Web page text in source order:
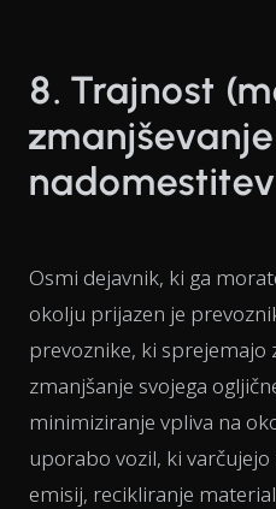
8. Trajnost
Osmi dejavnik, ki ga
okolju prijazen je
prevoznike, ki sprejemajo
zmanjšanje svojega
minimiziranje vpliva na
uporabo vozil, ki
emisij, recikliranje